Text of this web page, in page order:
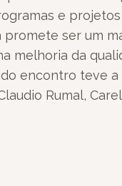
e
promete ser um
melhoria da
encontro teve
Rumal,